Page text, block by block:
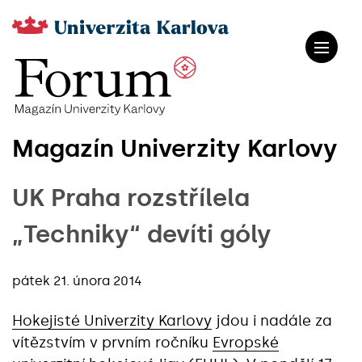
Magazín Univerzity Karlovy
UK Praha rozstřílela
„Techniky“ devíti góly
pátek 21. února 2014
Hokejisté Univerzity Karlovy jdou i nadále za
vítězstvím v prvním ročníku Evropské